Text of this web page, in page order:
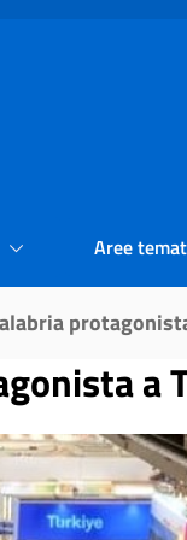
Aree
a